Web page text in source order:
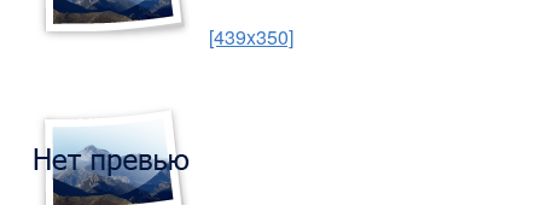
[439x350]